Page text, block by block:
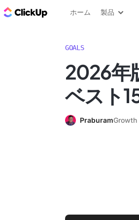
ClickUp ブログ
ホーム 製品
GOALS
2026年
ベスト
Praburam